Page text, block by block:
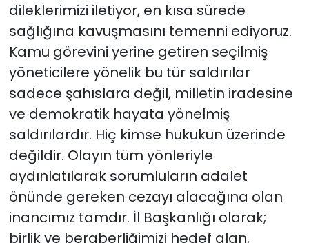
dileklerimizi iletiyor, en kısa sürede
sağlığına kavuşmasını temenni ediyoruz.
Kamu görevini yerine getiren seçilmiş
yöneticilere yönelik bu tür saldırılar
sadece şahıslara değil, milletin iradesine
ve demokratik hayata yönelmiş
saldırılardır. Hiç kimse hukukun üzerinde
değildir. Olayın tüm yönleriyle
aydınlatılarak sorumluların adalet
önünde gereken cezayı alacağına olan
inancımız tamdır. İl Başkanlığı olarak;
birlik ve beraberliğimizi hedef alan,